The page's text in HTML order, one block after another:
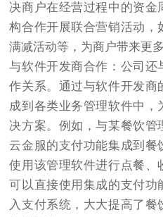
决商户在经营过程中的资
构合作开展联合营销活动，
满减活动等，为商户带来更
与软件开发商合作：公司还
作关系。通过与软件开发
成到各类业务管理软件中
决方案。例如，与某餐饮
云金服的支付功能集成到
使用该管理软件进行点餐、
可以直接使用集成的支付
入支付系统，大大提高了